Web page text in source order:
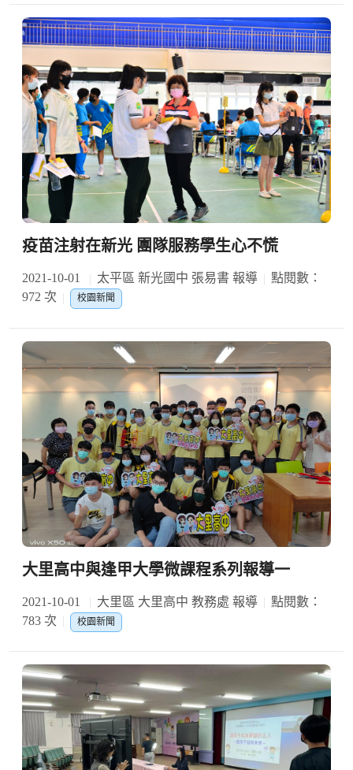
疫苗注射在新光 團隊服務學生心不慌
2021-10-01 太平區 新光國中 張易書 報導
點閱數：
972 次
校園新聞
大里高中與逢甲大學微課程系列報導一
2021-10-01 大里區 大里高中 教務處 報導
點閱數：
783 次
校園新聞